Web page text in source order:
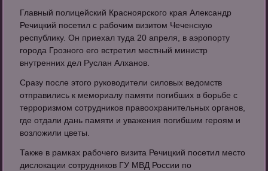
Главный полицейский Красноярского края Александр
Речицкий посетил с рабочим визитом Чеченскую
республику. Он приехал туда 20 апреля, в аэропорту
города Грозного его встретил местный министр
внутренних дел Руслан Алханов.
Сразу после этого руководители силовых ведомств
отправились к мемориалу памяти погибших в борьбе с
терроризмом сотрудников правоохранительных органов,
где отдали дань памяти и уважения погибшим героям и
возложили цветы.
Также в рамках рабочего визита Речицкий посетил место
дислокации сотрудников ГУ МВД России по